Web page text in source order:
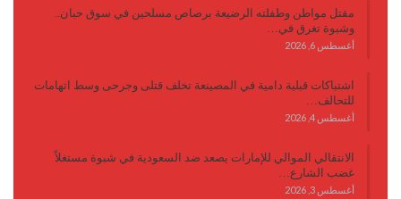
مقتل مواطن وطفلته الرضيعة برصاص مسلحين في سوق حبان..
وشبوة تغرق في…
أغسطس 6, 2026
اشتباكات قبلية دامية في المصينعة تخلف قتلى وجرحى وسط اتهامات
للتحالف…
أغسطس 4, 2026
الانتقالي الموالي للإمارات يصعد ضد السعودية في شبوة مستغلاً
غضب الشارع…
أغسطس 3, 2026